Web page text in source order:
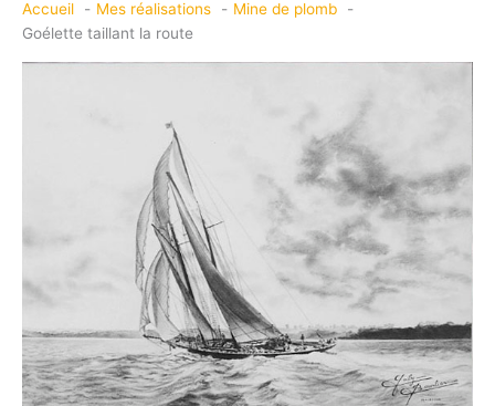
Accueil Mes réalisations
Mine de plomb
Goélette taillant la route